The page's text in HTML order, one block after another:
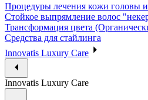
Процедуры лечения кожи головы и
Стойкое выпрямление волос
Трансформация цвета
Средства для стайлинга
Innovatis Luxury Care
Innovatis Luxury Care